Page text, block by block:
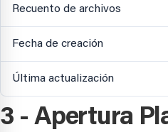
Recuento de archivos
Fecha de creación
Última actualización
3 - Apertura